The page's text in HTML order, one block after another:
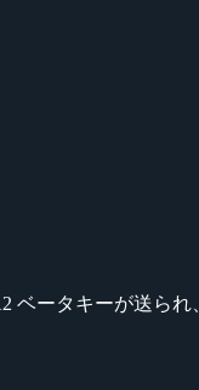
ベータキーが送ら